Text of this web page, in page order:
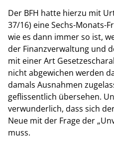
Der BFH hatte hierzu mit
37/16) eine Sechs-Monats-
wie es dann immer so ist,
der Finanzverwaltung und
mit einer Art
nicht abgewichen werden
damals Ausnahmen
geflissentlich übersehen.
verwunderlich, dass sich
Neue mit der Frage der
muss.